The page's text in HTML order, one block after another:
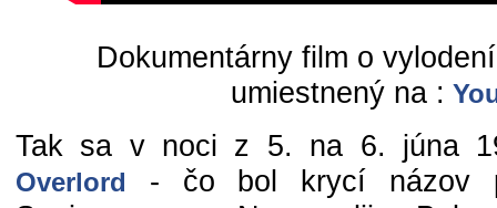
Dokumentárny film o
umiestnený na :
Tak sa v noci z 5. na 6. júna
Overlord
- čo bol krycí názov